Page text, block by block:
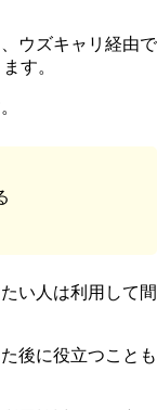
ウズキャリ経由で
す。
い人は利用して間
後に役立つことも